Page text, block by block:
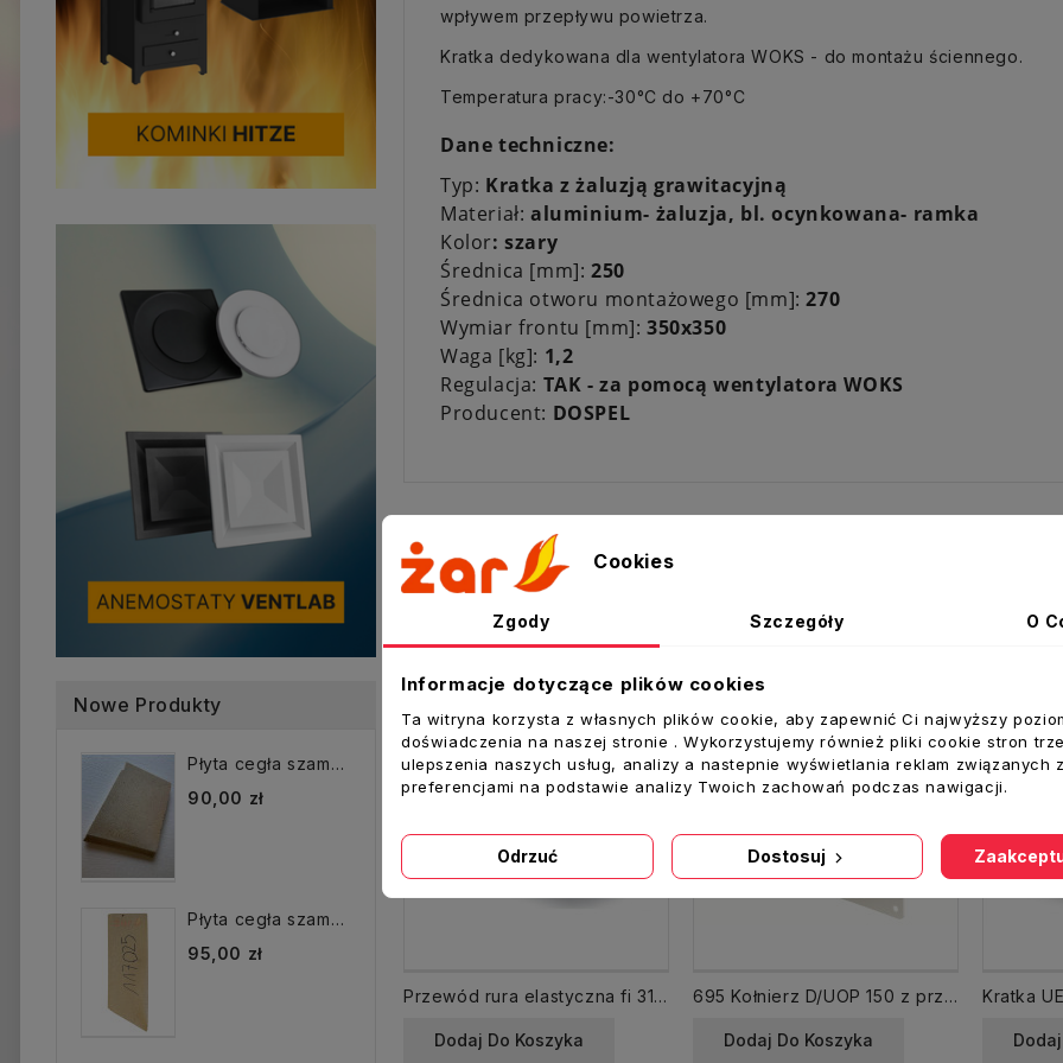
Nowe Produkty
Płyta cegła szamotowa...
90,00 zł
Płyta cegła szamotowa...
95,00 zł
wpływem przepływu powietrza.
Kratka dedykowana dla wentylatora WOKS - do montażu ściennego.
Temperatura pracy:-30°C do +70°C
Dane techniczne:
Typ: Kratka z żaluzją grawitacyjną
Materiał: aluminium- żaluzja, bl. ocynkowana- ramka
Kolor: szary
Średnica [mm]: 250
Średnica otworu montażowego [mm]:270
Wymiar frontu [mm]: 350x350
Waga [kg]: 1,2
Regulacja: TAK - za pomocą wentylatora WOKS
Producent: DOSPEL
Sprzedaż krzyżowa produktów
Przewód rura elastyczna fi 315 mm dł. 10 mb THERM LIGHT/ ALUDUCT
Dodaj Do Koszyka
695 Kołnierz D/UOP 150 z przepustnicą
Dodaj Do Koszyka
Cookies
Zgody Szczegóły O
Informacje dotyczące plików cookies
Ta witryna korzysta z własnych plików cookie, aby zapewnić Ci najwyższy
doświadczenia na naszej stronie . Wykorzystujemy również pliki cookie stron
ulepszenia naszych usług, analizy a nastepnie wyświetlania reklam związanych
preferencjami na podstawie analizy Twoich zachowań podczas nawigacji.
Odrzuć Dostosuj